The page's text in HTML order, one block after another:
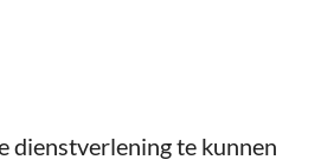
dienstverlening te kunnen